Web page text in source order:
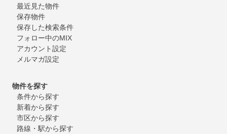
最近見た物件
保存物件
保存した検索条件
フォロー中のMIX
アカウント設定
メルマガ設定
物件を探す
条件から探す
新着から探す
市区から探す
路線・駅から探す